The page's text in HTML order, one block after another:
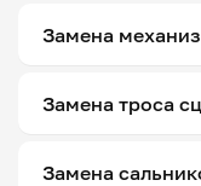
Замена
Замена троса
Замена